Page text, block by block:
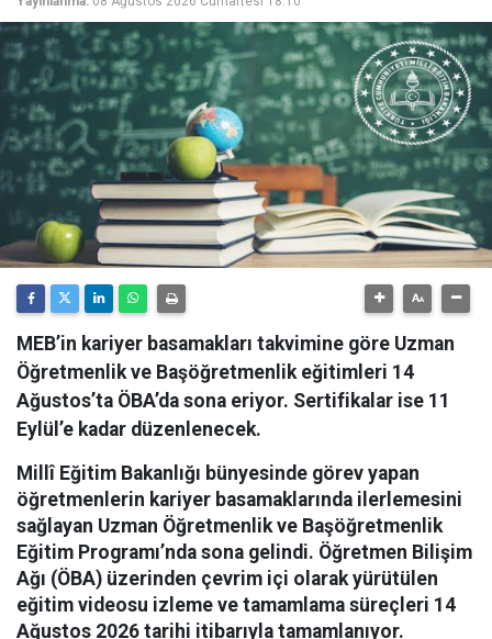
MEB’in kariyer basamakları takvimine göre Uzman
Öğretmenlik ve Başöğretmenlik eğitimleri 14
Ağustos’ta ÖBA’da sona eriyor. Sertifikalar ise 11
Eylül’e kadar düzenlenecek.
Millî Eğitim Bakanlığı bünyesinde görev yapan
öğretmenlerin kariyer basamaklarında ilerlemesini
sağlayan Uzman Öğretmenlik ve Başöğretmenlik
Eğitim Programı’nda sona gelindi. Öğretmen Bilişim
Ağı (ÖBA) üzerinden çevrim içi olarak yürütülen
eğitim videosu izleme ve tamamlama süreçleri 14
Ağustos 2026 tarihi itibarıyla tamamlanıyor.